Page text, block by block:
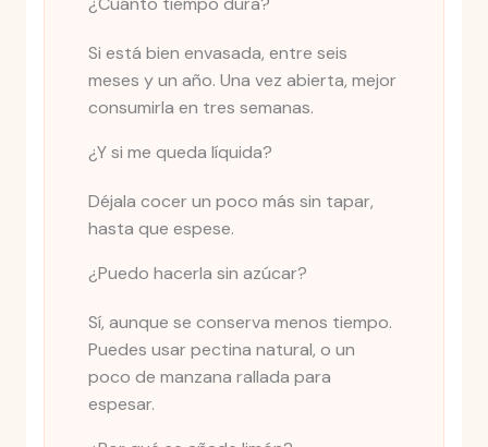
Si está bien envasada, entre seis
meses y un año. Una vez abierta, mejor
consumirla en tres semanas.
¿Y si me queda líquida?
Déjala cocer un poco más sin tapar,
hasta que espese.
¿Puedo hacerla sin azúcar?
Sí, aunque se conserva menos tiempo.
Puedes usar pectina natural, o un
poco de manzana rallada para
espesar.